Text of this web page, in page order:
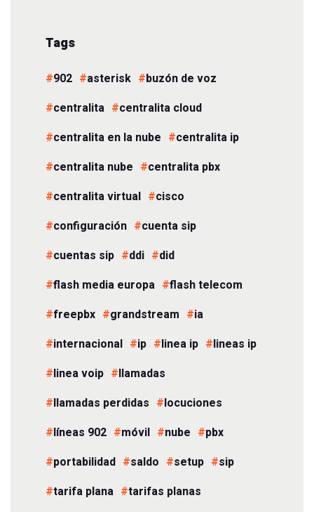
Tags
902 asterisk
buzón de voz
centralita
centralita cloud
centralita en la nube
centralita ip
centralita nube
centralita pbx
centralita virtual
cisco
configuración
cuenta sip
cuentas sip
ddi
did
flash media europa
flash telecom
freepbx
grandstream
ia
internacional
ip linea ip
lineas ip
linea voip
llamadas
llamadas perdidas
locuciones
líneas 902
móvil nube
pbx
portabilidad
saldo setup
sip
tarifa plana
tarifas planas